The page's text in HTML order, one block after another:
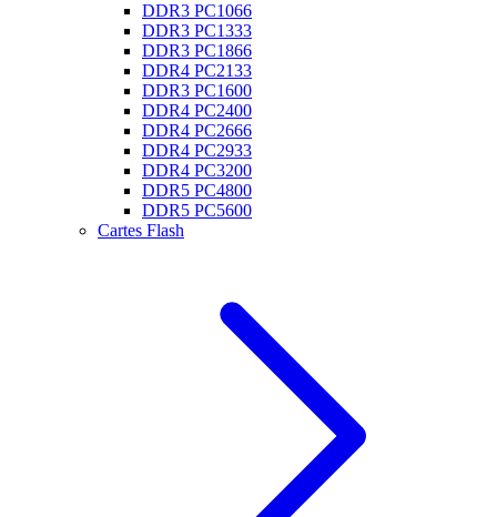
DDR3 PC1066
DDR3 PC1333
DDR3 PC1866
DDR4 PC2133
DDR3 PC1600
DDR4 PC2400
DDR4 PC2666
DDR4 PC2933
DDR4 PC3200
DDR5 PC4800
DDR5 PC5600
Cartes Flash